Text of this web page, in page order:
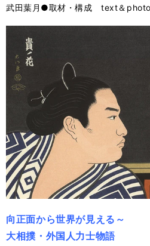
バ
武田葉月●取材・構成 text＆
向正面から世界が見える～
大相撲・外国人力士物語